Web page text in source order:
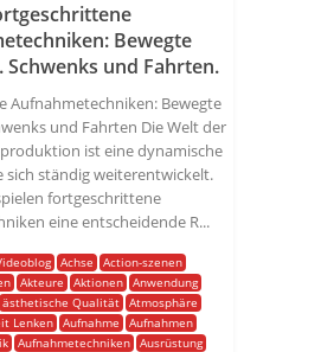
Bewegte
und Fahrten.
Aufnahmetechniken: Bewegte
und Fahrten Die Welt der
ist eine dynamische
sich ständig weiterentwickelt.
fortgeschrittene
eine entscheidende R...
Achse
Action-szenen
Akteure Aktionen Anwendung
ästhetische Qualität Atmosphäre
Lenken Aufnahme
Aufnahmen
Aufnahmetechniken
Ausrüstung